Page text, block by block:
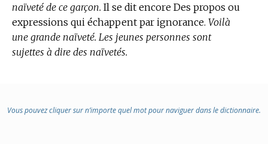
naïveté de ce garçon. Il se dit encore Des propos ou
expressions qui échappent par ignorance. Voilà
une grande naïveté. Les jeunes personnes sont
sujettes à dire des naïvetés.
Vous pouvez cliquer sur n’importe quel mot pour naviguer dans le dictionnaire.